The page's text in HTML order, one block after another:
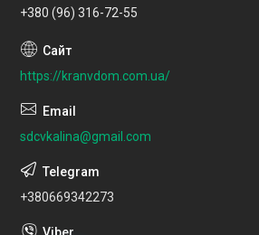
+380 (96) 316-72-55
https://kranvdom.com.ua/
sdcvkalina@gmail.com
+380669342273